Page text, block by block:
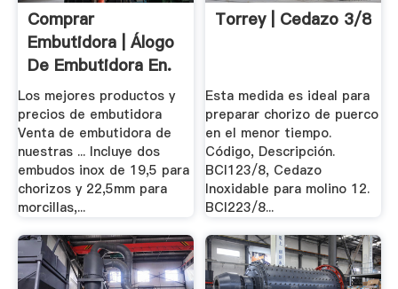
Comprar
Embutidora | Álogo
De Embutidora En.
Los mejores productos y
precios de embutidora
Venta de embutidora de
nuestras ... Incluye dos
embudos inox de 19,5 para
chorizos y 22,5mm para
morcillas,...
Torrey | Cedazo 3/8
Esta medida es ideal para
preparar chorizo de puerco
en el menor tiempo.
Código, Descripción.
BCI123/8, Cedazo
Inoxidable para molino 12.
BCI223/8...